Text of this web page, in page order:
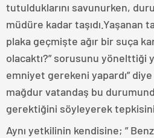
tutulduklarını savunurken,
müdüre kadar taşıdı.Yaşanan
plaka geçmişte ağır bir suça
olacaktı?” sorusunu yönelttiği
emniyet gerekeni yapardı”
mağdur vatandaş bu
gerektiğini söyleyerek
Aynı yetkilinin kendisine; ”